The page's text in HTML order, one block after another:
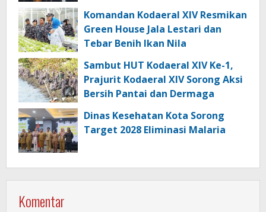
Komandan Kodaeral XIV Resmikan
Green House Jala Lestari dan
Tebar Benih Ikan Nila
Sambut HUT Kodaeral XIV Ke-1,
Prajurit Kodaeral XIV Sorong Aksi
Bersih Pantai dan Dermaga
Dinas Kesehatan Kota Sorong
Target 2028 Eliminasi Malaria
Komentar